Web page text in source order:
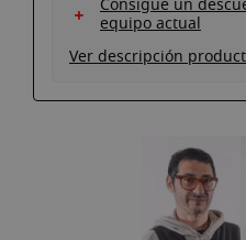
Consigue un
equipo actual
Ver descripción